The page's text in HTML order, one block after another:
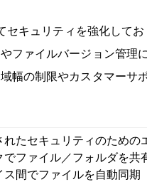
セキュリティを強化して
ファイルバージョン管理
幅の制限やカスタマーサ
れたセキュリティのための
でファイル／フォルダを共
ス間でファイルを自動同期